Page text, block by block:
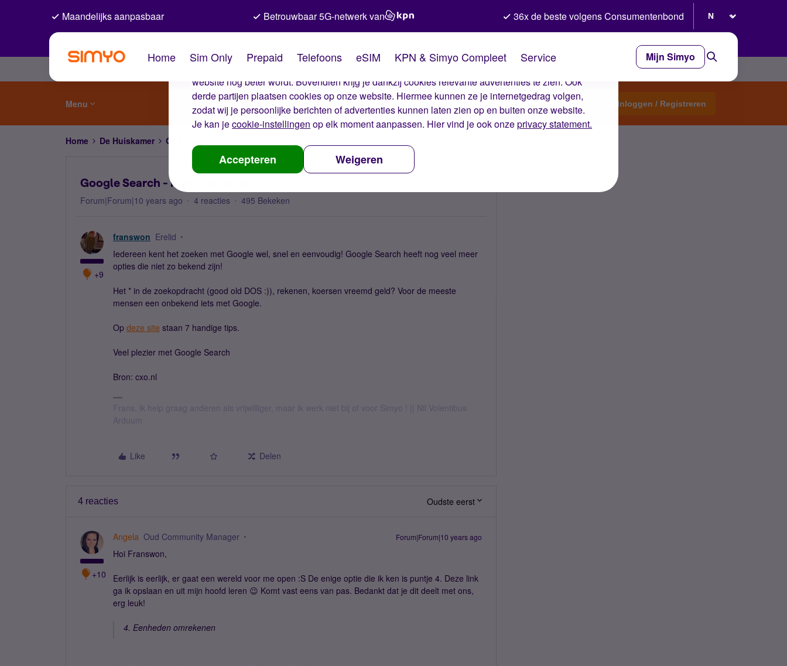
De cookies van Simyo
Wij gebruiken cookies op onze website. Met deze cookies zorgen wij ervoor dat je ervaring op de
website nog beter wordt. Bovendien krijg je dankzij cookies relevante advertenties te zien. Ook
derde partijen plaatsen cookies op onze website. Hiermee kunnen ze je internetgedrag volgen,
zodat wij je persoonlijke berichten of advertenties kunnen laten zien op en buiten onze website.
Je kan jecookie-instellingen op elk moment aanpassen. Hier vind je ook onzeprivacy statement.
Accepteren Weigeren
Maandelijks aanpasbaar Betrouwbaar 5G-netwerk van 36x de beste volgens Consumentenbond
Home Sim Only Prepaid Telefoons eSIM KPN & Simyo Compleet Service Mijn Simyo
Menu Start een topic Inloggen / Registreren
Home De Huiskamer Gewoon slim
Google Search - meer dan je denkt
Forum|Forum|10 years ago 4 reacties 495 Bekeken
+9
franswon Erelid
Iedereen kent het zoeken met Google wel, snel en eenvoudig! Google Search heeft nog veel meer
opties die niet zo bekend zijn!
Het * in de zoekopdracht (good old DOS :)), rekenen, koersen vreemd geld? Voor de meeste
mensen een onbekend iets met Google.
Op deze site staan 7 handige tips.
Veel plezier met Google Search
Bron: cxo.nl
Frans, ik help graag anderen als vrijwilliger, maar ik werk niet bij of voor Simyo ! || Nil Volentibus
Arduum
Like Delen
4 reacties Oudste eerst
+10
Angela Oud Community Manager Forum|Forum|10 years ago
Hoi Franswon,
Eerlijk is eerlijk, er gaat een wereld voor me open :S De enige optie die ik ken is puntje 4. Deze link
ga ik opslaan en uit mijn hoofd leren 😉 Komt vast eens van pas. Bedankt dat je dit deelt met ons,
erg leuk!
4. Eenheden omrekenen